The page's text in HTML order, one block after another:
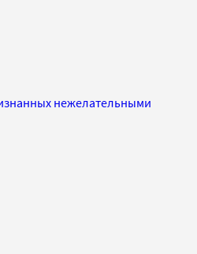
нежелательными